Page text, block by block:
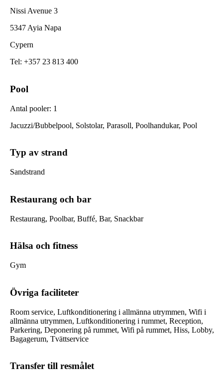
Nissi Avenue 3
5347 Ayia Napa
Cypern
Tel: +357 23 813 400
Pool
Antal pooler: 1
Jacuzzi/Bubbelpool, Solstolar, Parasoll, Poolhandukar, Pool
Typ av strand
Sandstrand
Restaurang och bar
Restaurang, Poolbar, Buffé, Bar, Snackbar
Hälsa och fitness
Gym
Övriga faciliteter
Room service, Luftkonditionering i allmänna utrymmen, Wifi i
allmänna utrymmen, Luftkonditionering i rummet, Reception,
Parkering, Deponering på rummet, Wifi på rummet, Hiss, Lobby,
Bagagerum, Tvättservice
Transfer till resmålet